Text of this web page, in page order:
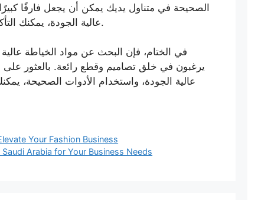
الصحيحة في متناول يديك يمكن أن يجعل فارقًا
عالية الجودة، يمكنك التأكد من أن تصميماتك دقيقة، احترافية، ومن أعلى المعايير.
في الختام، فإن البحث عن مواد الخياطة
يرغبون في خلق تصاميم وقطع رائعة. بالعثور على
عالية الجودة، واستخدام الأدوات الصحيحة،
Your Fashion Business
Arabia for Your Business Needs